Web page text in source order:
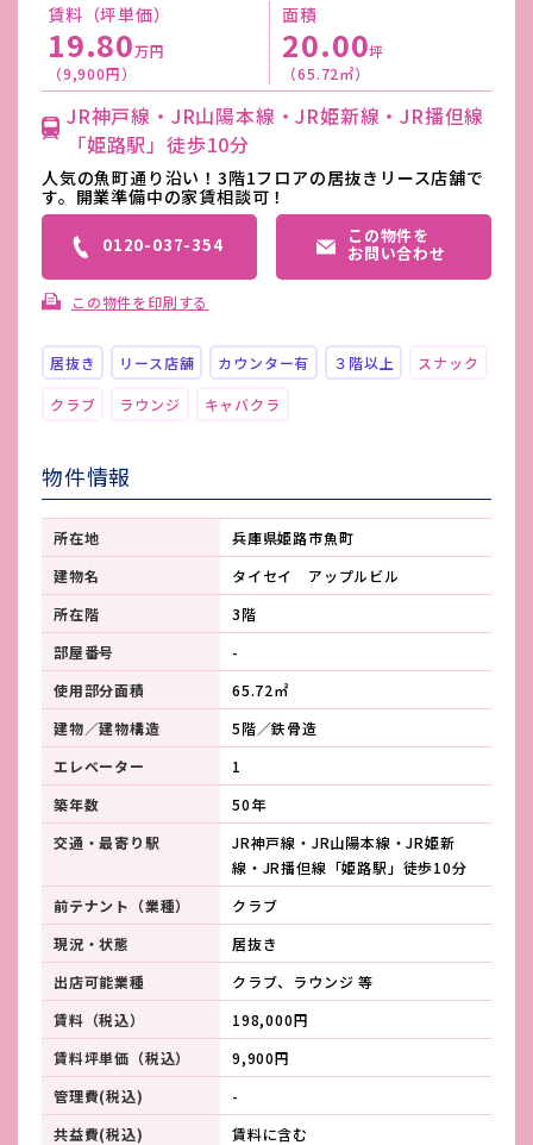
賃料（坪単価）
19.80万円
（9,900円）
面積
20.00坪
（65.72㎡）
JR神戸線・JR山陽本線・JR姫新線・JR播但線
「姫路駅」徒歩10分
人気の魚町通り沿い！3階1フロアの居抜きリース店舗で
す。開業準備中の家賃相談可！
0120-037-354 この物件を
お問い合わせ
この物件を印刷する
居抜き リース店舗 カウンター有 ３階以上 スナック
クラブ ラウンジ キャバクラ
物件情報
所在地
兵庫県姫路市魚町
建物名
タイセイ アップルビル
所在階
3階
部屋番号
-
使用部分面積
65.72㎡
建物／建物構造
5階／鉄骨造
エレベーター
1
築年数
50年
交通・最寄り駅
JR神戸線・JR山陽本線・JR姫新
線・JR播但線「姫路駅」徒歩10分
前テナント（業種）
クラブ
現況・状態
居抜き
出店可能業種
クラブ、ラウンジ 等
賃料（税込）
198,000円
賃料坪単価（税込）
9,900円
管理費(税込)
-
共益費(税込)
賃料に含む